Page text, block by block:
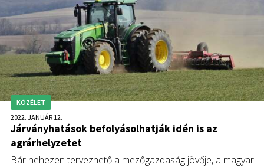
KÖZÉLET
2022. JANUÁR 12.
Járványhatások befolyásolhatják idén is az
agrárhelyzetet
Bár nehezen tervezhető a mezőgazdaság jövője, a magyar